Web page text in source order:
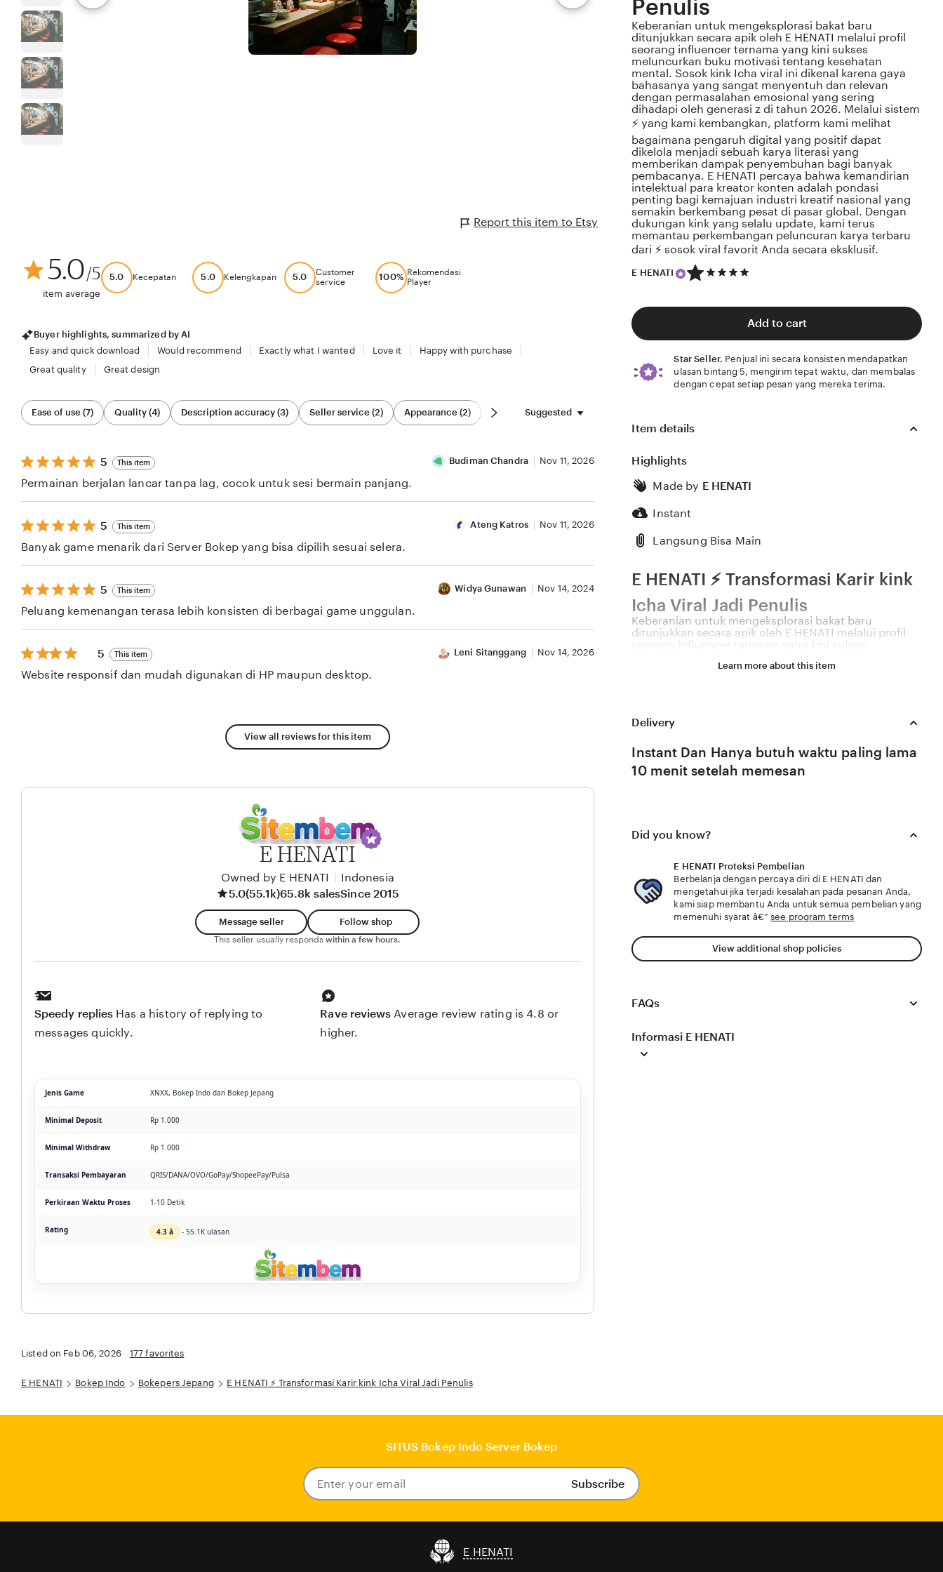
Report this item to Etsy
Penulis
Keberanian untuk mengeksplorasi bakat baru
ditunjukkan secara apik oleh E HENATI melalui profil
seorang influencer ternama yang kini sukses
meluncurkan buku motivasi tentang kesehatan
mental. Sosok kink Icha viral ini dikenal karena gaya
bahasanya yang sangat menyentuh dan relevan
dengan permasalahan emosional yang sering
dihadapi oleh generasi z di tahun 2026. Melalui sistem
⚡ yang kami kembangkan, platform kami melihat
bagaimana pengaruh digital yang positif dapat
dikelola menjadi sebuah karya literasi yang
memberikan dampak penyembuhan bagi banyak
pembacanya. E HENATI percaya bahwa kemandirian
intelektual para kreator konten adalah pondasi
penting bagi kemajuan industri kreatif nasional yang
semakin berkembang pesat di pasar global. Dengan
dukungan kink yang selalu update, kami terus
memantau perkembangan peluncuran karya terbaru
dari ⚡ sosok viral favorit Anda secara eksklusif.
E HENATI
5
out
5
Add to cart
Star Seller. Penjual ini secara konsisten mendapatkan
ulasan bintang 5, mengirim tepat waktu, dan membalas
dengan cepat setiap pesan yang mereka terima.
Item details
Highlights
Made by E HENATI
Instant
Langsung Bisa Main
E HENATI ⚡ Transformasi Karir kink
Icha Viral Jadi Penulis
Keberanian untuk mengeksplorasi bakat baru
ditunjukkan secara apik oleh E HENATI melalui profil
seorang influencer ternama yang kini sukses
mental. Sosok kink Icha viral ini dikenal karena gaya
⚡ yang kami kembangkan, platform kami melihat
dikelola menjadi sebuah karya literasi yang
memberikan dampak penyembuhan bagi banyak
pembacanya. E HENATI percaya bahwa kemandirian
memantau perkembangan peluncuran karya terbaru
dari ⚡ sosok viral favorit Anda secara eksklusif.
Learn more about this item
Delivery
Instant Dan Hanya butuh waktu paling lama
10 menit setelah memesan
Did you know?
E HENATI Proteksi Pembelian
Berbelanja dengan percaya diri di E HENATI dan
mengetahui jika terjadi kesalahan pada pesanan Anda,
kami siap membantu Anda untuk semua pembelian yang
memenuhi syarat â€”see program terms
View additional shop policies
FAQs
Informasi E HENATI
5.0/5
item average
5.0 Kecepatan 5.0 Kelengkapan 5.0
Customer
service
100% Rekomendasi
Player
Buyer highlights, summarized by AI
Easy and quick download
Would recommend Exactly what I wanted Love it
Happy with purchase
Great quality
Great design
Filter
by
category
Ease of use (7) Quality (4) Description accuracy (3) Seller service (2) Appearance (2) Suggested
5
out
of
5 This item Budiman Chandra Nov 11, 2026
Permainan berjalan lancar tanpa lag, cocok untuk sesi bermain panjang.
5
out
of
5 This item Ateng Katros Nov 11, 2026
Banyak game menarik dari Server Bokep yang bisa dipilih sesuai selera.
5
out
of
5 This item Widya Gunawan Nov 14, 2024
Peluang kemenangan terasa lebih konsisten di berbagai game unggulan.
5
out
of
5 This item Leni Sitanggang Nov 14, 2026
Website responsif dan mudah digunakan di HP maupun desktop.
View all reviews for this item
E HENATI
Owned by E HENATI
Indonesia
5.0(55.1k)65.8k salesSince 2015
Message seller Follow shop
This seller usually respondswithin a few hours.
Speedy replies Has a history of replying to
messages quickly.
Rave reviews Average review rating is 4.8 or
higher.
Jenis Game XNXX, Bokep Indo dan Bokep Jepang
Minimal Deposit Rp 1.000
Minimal Withdraw Rp 1.000
Transaksi Pembayaran QRIS/DANA/OVO/GoPay/ShopeePay/Pulsa
Perkiraan Waktu Proses 1-10 Detik
Rating 4.3 â­ - 55.1K ulasan
Listed on Feb 06, 2026 177 favorites
E HENATI Bokep Indo Bokepers Jepang E HENATI ⚡ Transformasi Karir kink Icha Viral Jadi Penulis
SITUS Bokep Indo Server Bokep
Enter
your
Subscribe
E HENATI